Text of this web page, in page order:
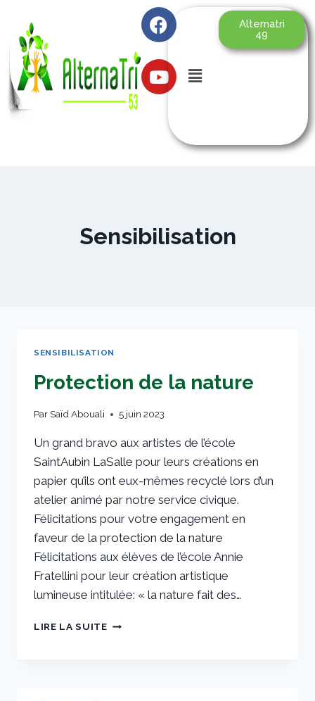
Alternatri
49
Sensibilisation
SENSIBILISATION
Protection de la nature
ParSaïd Abouali 5 juin 2023
Un grand bravo aux artistes de l’école
SaintAubin LaSalle pour leurs créations en
papier qu’ils ont eux-mêmes recyclé lors d’un
atelier animé par notre service civique.
Félicitations pour votre engagement en
faveur de la protection de la nature
Félicitations aux élèves de l’école Annie
Fratellini pour leur création artistique
lumineuse intitulée: « la nature fait des…
LIRE LA SUITE